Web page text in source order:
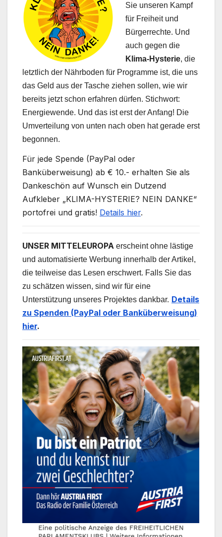
Sie unseren Kampf
für Freiheit und
Bürgerrechte. Und
auch gegen die
Klima-Hysterie, die
letztlich der Nährboden für Programme ist, die uns
das Geld aus der Tasche ziehen sollen, wie wir
bereits jetzt schon erfahren dürfen. Stichwort:
Energiewende. Und das ist erst der Anfang! Die
Umverteilung von unten nach oben hat gerade erst
begonnen.
Für jede Spende (PayPal oder
Banküberweisung) ab € 10.- erhalten Sie als
Dankeschön auf Wunsch ein Dutzend
Aufkleber „KLIMA-HYSTERIE? NEIN DANKE“
portofrei und gratis! Details hier.
UNSER MITTELEUROPA erscheint ohne lästige
und automatisierte Werbung innerhalb der Artikel,
die teilweise das Lesen erschwert. Falls Sie das
zu schätzen wissen, sind wir für eine
Unterstützung unseres Projektes dankbar. Details
zu Spenden (PayPal oder Banküberweisung)
hier.